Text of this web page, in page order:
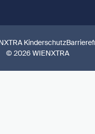
© 2026 WIENXTRA
Kinderschutz